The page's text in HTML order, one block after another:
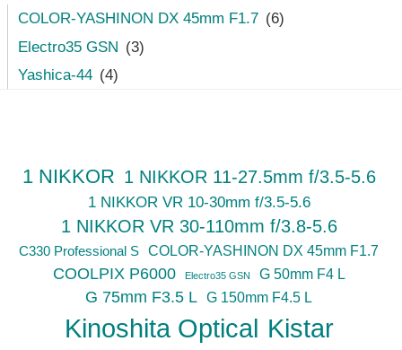
COLOR-YASHINON DX 45mm F1.7 (6)
Electro35 GSN (3)
Yashica-44 (4)
1 NIKKOR 1 NIKKOR 11-27.5mm f/3.5-5.6
1 NIKKOR VR 10-30mm f/3.5-5.6
1 NIKKOR VR 30-110mm f/3.8-5.6
C330 Professional S COLOR-YASHINON DX 45mm F1.7
COOLPIX P6000 Electro35 GSN G 50mm F4 L
G 75mm F3.5 L G 150mm F4.5 L
Kinoshita Optical Kistar